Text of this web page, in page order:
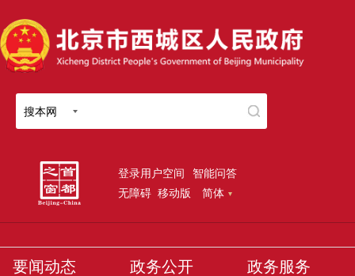
搜本网
登录用户空间 智能问答
无障碍 移动版 简体
要闻动态 政务公开 政务服务